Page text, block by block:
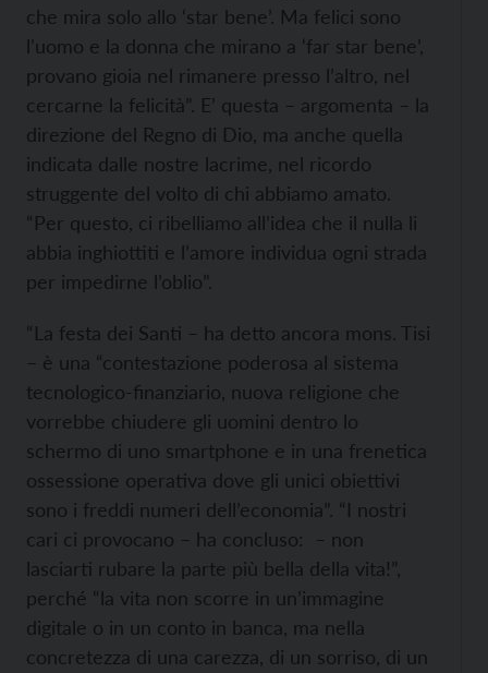
che mira solo allo ‘star bene’. Ma felici sono
l’uomo e la donna che mirano a ‘far star bene’,
provano gioia nel rimanere presso l’altro, nel
cercarne la felicità”. E’ questa – argomenta – la
direzione del Regno di Dio, ma anche quella
indicata dalle nostre lacrime, nel ricordo
struggente del volto di chi abbiamo amato.
“Per questo, ci ribelliamo all’idea che il nulla li
abbia inghiottiti e l’amore individua ogni strada
per impedirne l’oblio”.
“La festa dei Santi – ha detto ancora mons. Tisi
– è una “contestazione poderosa al sistema
tecnologico-finanziario, nuova religione che
vorrebbe chiudere gli uomini dentro lo
schermo di uno smartphone e in una frenetica
ossessione operativa dove gli unici obiettivi
sono i freddi numeri dell’economia”. “I nostri
cari ci provocano – ha concluso: – non
lasciarti rubare la parte più bella della vita!”,
perché “la vita non scorre in un’immagine
digitale o in un conto in banca, ma nella
concretezza di una carezza, di un sorriso, di un